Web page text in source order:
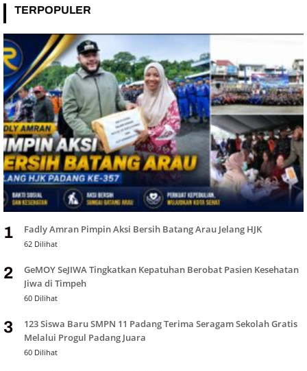
TERPOPULER
1 Fadly Amran Pimpin Aksi Bersih Batang Arau Jelang HJK
62 Dilihat
2
GeMOY SeJIWA Tingkatkan Kepatuhan Berobat Pasien Kesehatan
Jiwa di Timpeh
60 Dilihat
3
123 Siswa Baru SMPN 11 Padang Terima Seragam Sekolah Gratis
Melalui Progul Padang Juara
60 Dilihat